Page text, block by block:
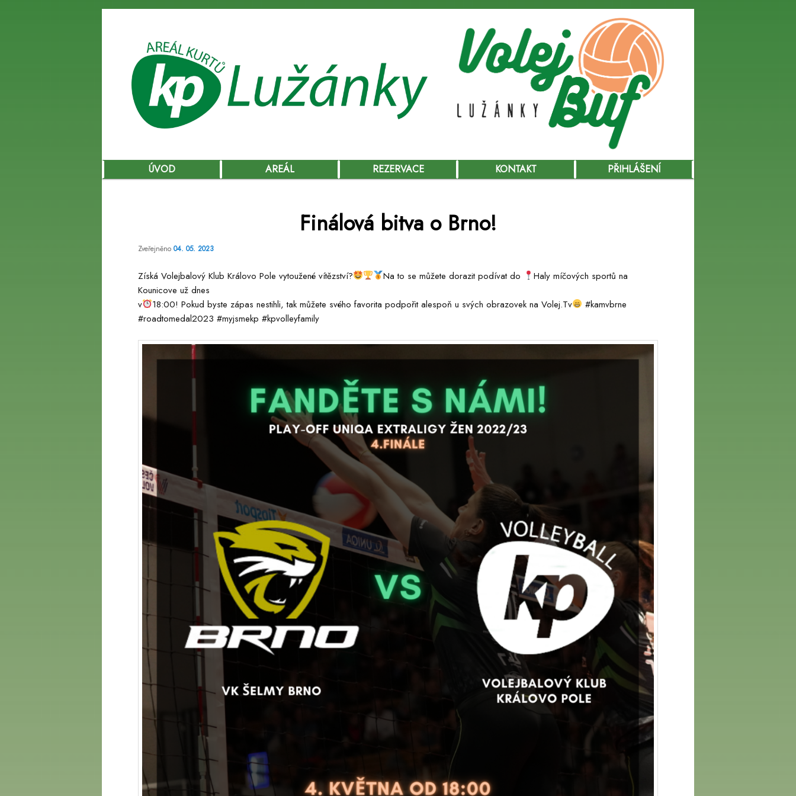
navigační
ÚVOD AREÁL REZERVACE KONTAKT PŘIHLÁŠENÍ
Finálová bitva o Brno!
Zveřejněno 04. 05. 2023
Získá Volejbalový Klub Královo Pole vytoužené vítězství? Na to se můžete dorazit podívat do
Haly míčových sportů na
Kounicove už dnes
v
18:00! Pokud byste zápas nestihli, tak můžete svého favorita podpořit alespoň u svých obrazovek na Volej.Tv
#kamvbrne
#roadtomedal2023 #myjsmekp #kpvolleyfamily